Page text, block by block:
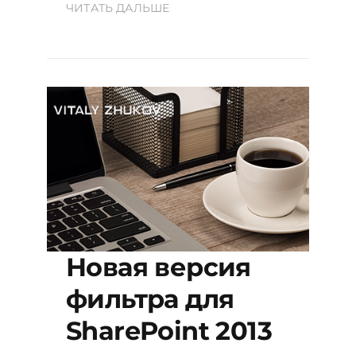
ЧИТАТЬ ДАЛЬШЕ
Новая версия
фильтра для
SharePoint 2013